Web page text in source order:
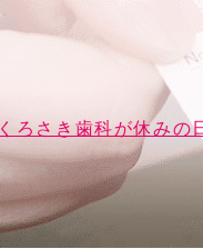
くろさき歯科が休み